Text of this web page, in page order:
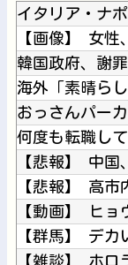
【動画】 ヒョ